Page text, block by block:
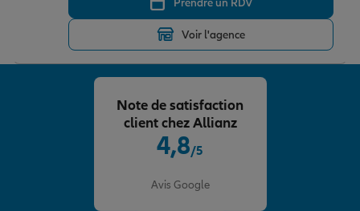
Voir l'agence
4,8/5
Avis Google
Note de satisfaction
client chez Allianz